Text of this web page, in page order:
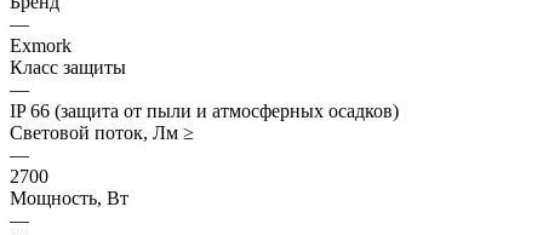
—
Exmork
Класс защиты
—
IP 66 (защита от пыли и атмосферных осадков)
Световой поток, Лм ≥
—
2700
Мощность, Вт
—